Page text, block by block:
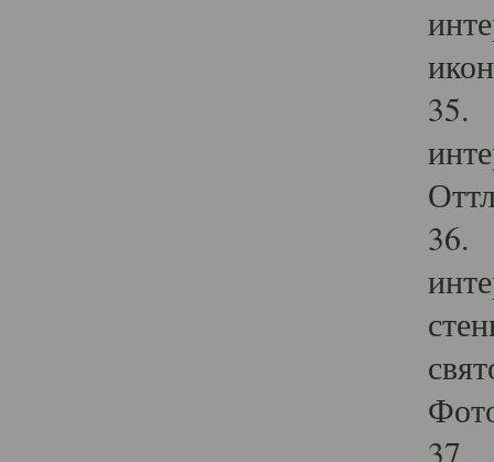
35.
36.
37.